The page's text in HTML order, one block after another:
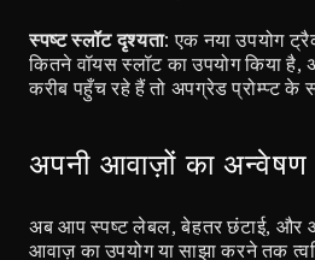
स्पष्ट स्लॉट दृश्यता: एक नया उपयोग
कितने वॉयस स्लॉट का उपयोग किया
करीब पहुँच रहे हैं तो अपग्रेड प्रोम्प्ट के
अपनी आवाज़ों का
अब आप स्पष्ट लेबल, बेहतर छंटाई, और